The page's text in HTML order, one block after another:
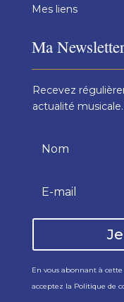
Mes liens
Ma
Recevez
actualité musicale.
En vous abonnant à
acceptez la Politique de